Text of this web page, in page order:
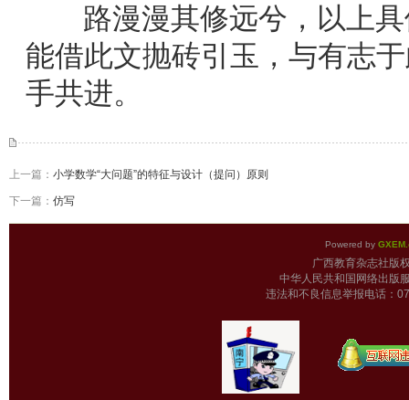
路漫漫其修远兮，以上具
能借此文抛砖引玉，与有志
手共进。
上一篇： 小学数学“大问题”的特征与设计（提问）原则
下一篇： 仿写
Powered by
广西教育杂志
中华人民共和国网络出版
违法和不良信息举报电话：